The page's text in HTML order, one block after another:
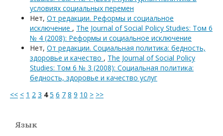
условиях социальных перемен
Нет, От редакции. Реформы и социальное
исключение , The Journal of Social Policy Studies: Том 6
№ 4 (2008): Реформы и социальное исключение
Нет, От редакции. Социальная политика: бедность,
здоровье и качество , The Journal of Social Policy
Studies: Том 6 № 3 (2008): Социальная политика:
бедность, здоровье и качество услуг
<< < 1 2 3 4 5 6 7 8 9 10 > >>
Язык